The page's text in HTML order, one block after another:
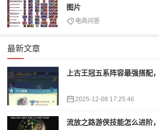
图片
电商问答
最新文章
上古王冠五系阵容最强搭配
2025-12-08 17:25:46
流放之路游侠技能怎么进阶